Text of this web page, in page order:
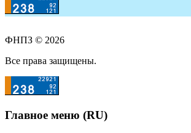
ФНПЗ © 2026
Все права защищены.
Главное меню (RU)